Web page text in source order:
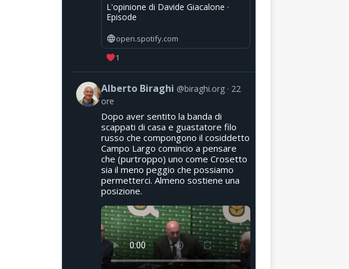
L'opinione di Davide Giacalone ·
Episode
open.spotify.com
1
Alberto Biraghi @biraghi.org
22
ore
Dopo aver sentito la banda di
scappati di casa e guastatore filo
russo che compongono il cosiddetto
Campo Largo comincio a pensare
che (purtroppo) uno come Crosetto
sia il meno peggio che possiamo
permetterci. Almeno sostiene una
posizione.